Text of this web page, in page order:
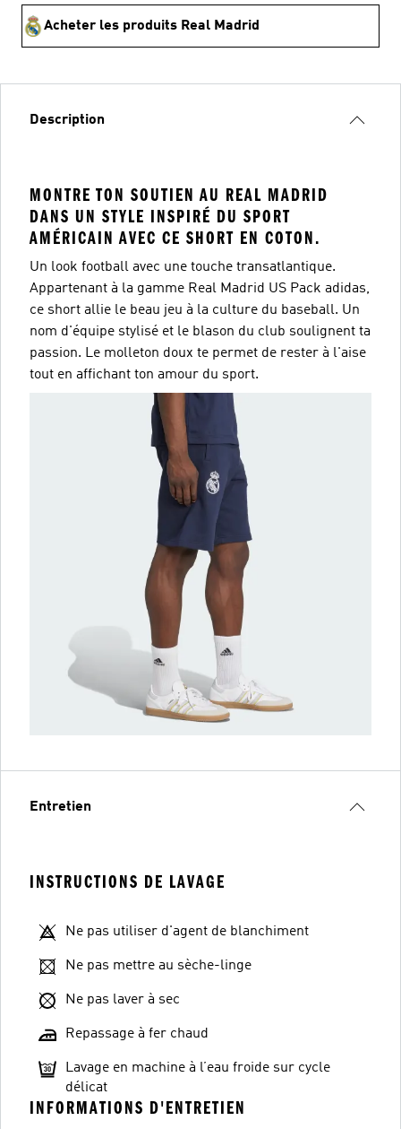
Acheter les produits Real Madrid
Description
MONTRE TON SOUTIEN AU REAL MADRID
DANS UN STYLE INSPIRÉ DU SPORT
AMÉRICAIN AVEC CE SHORT EN COTON.
Un look football avec une touche transatlantique.
Appartenant à la gamme Real Madrid US Pack adidas,
ce short allie le beau jeu à la culture du baseball. Un
nom d'équipe stylisé et le blason du club soulignent ta
passion. Le molleton doux te permet de rester à l'aise
tout en affichant ton amour du sport.
Entretien
INSTRUCTIONS DE LAVAGE
Ne pas utiliser d'agent de blanchiment
Ne pas mettre au sèche-linge
Ne pas laver à sec
Repassage à fer chaud
Lavage en machine à l’eau froide sur cycle
délicat
INFORMATIONS D'ENTRETIEN